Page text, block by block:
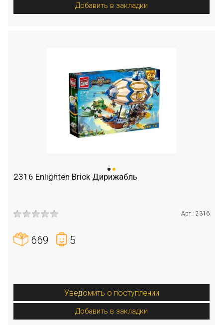
Добавить в закладки
2316 Enlighten Brick Дирижабль
Арт.: 2316
669 5
Уведомить о поступлении
Добавить в закладки